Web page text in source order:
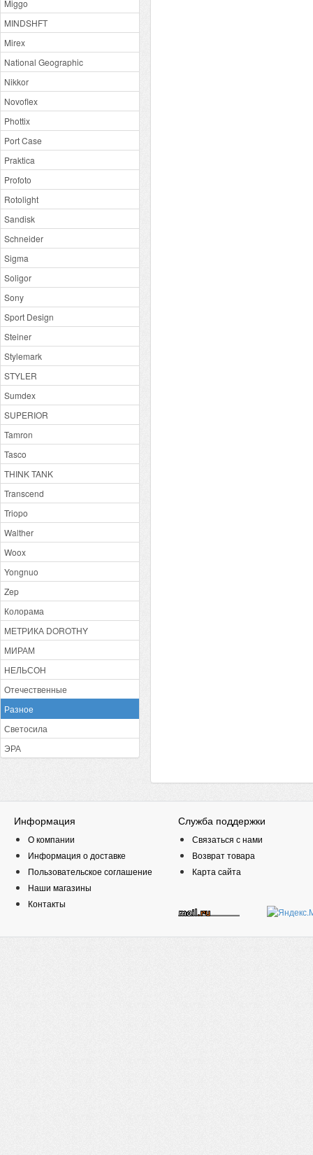
Miggo
MINDSHFT
Mirex
National Geographic
Nikkor
Novoflex
Phottix
Port Case
Praktica
Profoto
Rotolight
Sandisk
Schneider
Sigma
Soligor
Sony
Sport Design
Steiner
Stylemark
STYLER
Sumdex
SUPERIOR
Tamron
Tasco
THINK TANK
Transcend
Triopo
Walther
Woox
Yongnuo
Zep
Колорама
МЕТРИКА DOROTHY
МИРАМ
НЕЛЬСОН
Отечественные
Разное
Светосила
ЭРА
Информация
О компании
Информация о доставке
Пользовательское соглашение
Наши магазины
Контакты
Служба поддержки
Связаться с нами
Возврат товара
Карта сайта